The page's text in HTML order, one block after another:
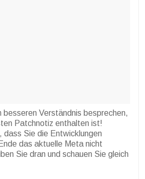
besseren Verständnis besprechen,
Patchnotiz enthalten ist!
dass Sie die Entwicklungen
das aktuelle Meta nicht
Sie dran und schauen Sie gleich